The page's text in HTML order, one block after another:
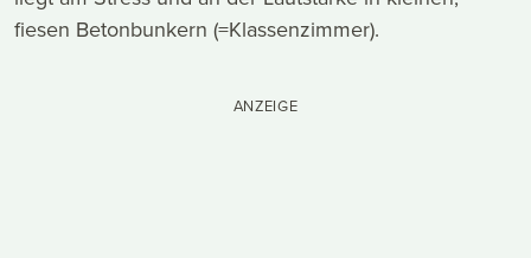
fiesen Betonbunkern (=Klassenzimmer).
ANZEIGE